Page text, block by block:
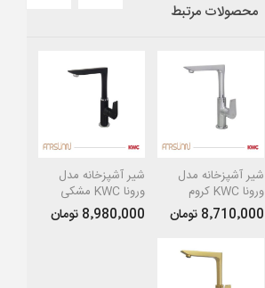
محصولات مرتبط
شیر آشپزخانه مدل
ورونا KWC کروم
8٬710٬000 تومان
شیر آشپزخانه مدل
ورونا KWC مشکی
8٬980٬000 تومان